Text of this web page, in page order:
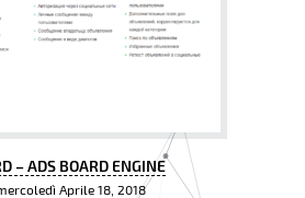
– ADS BOARD ENGINE
Aprile 18, 2018